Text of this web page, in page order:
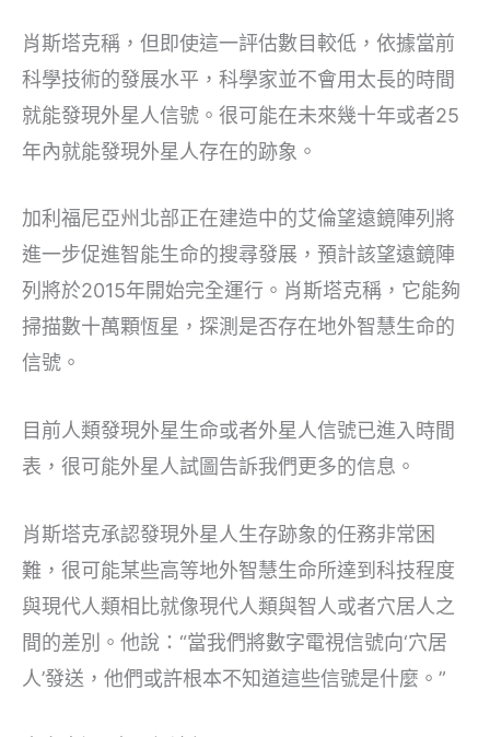
肖斯塔克稱，但即使這一評估數目較低，依據當前
科學技術的發展水平，科學家並不會用太長的時間
就能發現外星人信號。很可能在未來幾十年或者25
年內就能發現外星人存在的跡象。
加利福尼亞州北部正在建造中的艾倫望遠鏡陣列將
進一步促進智能生命的搜尋發展，預計該望遠鏡陣
列將於2015年開始完全運行。肖斯塔克稱，它能夠
掃描數十萬顆恆星，探測是否存在地外智慧生命的
信號。
目前人類發現外星生命或者外星人信號已進入時間
表，很可能外星人試圖告訴我們更多的信息。
肖斯塔克承認發現外星人生存跡象的任務非常困
難，很可能某些高等地外智慧生命所達到科技程度
與現代人類相比就像現代人類與智人或者穴居人之
間的差別。他說：“當我們將數字電視信號向‘穴居
人’發送，他們或許根本不知道這些信號是什麼。”